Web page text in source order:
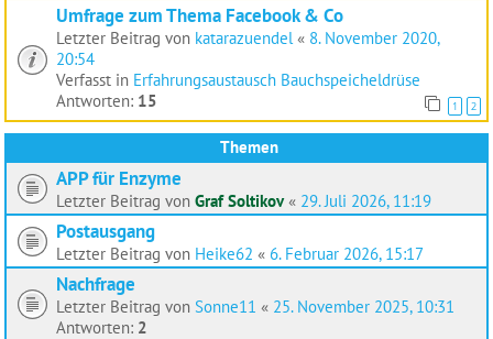
Umfrage zum Thema Facebook & Co
Letzter Beitrag von katarazuendel « 8. November 2020,
20:54
Verfasst in Erfahrungsaustausch Bauchspeicheldrüse
Antworten: 15 1 2
Themen
APP für Enzyme
Letzter Beitrag von Graf Soltikov« 29. Juli 2026, 11:19
Postausgang
Letzter Beitrag von Heike62 « 6. Februar 2026, 15:17
Nachfrage
Letzter Beitrag von Sonne11 « 25. November 2025, 10:31
Antworten: 2